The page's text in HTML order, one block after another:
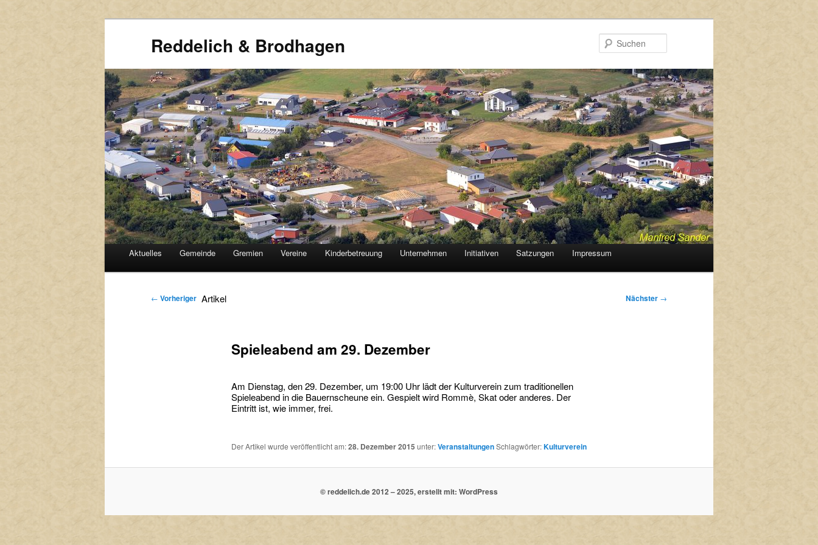
Reddelich & Brodhagen
HAUPTMENÜ
Zum
Zum
Aktuelles Gemeinde Gremien Vereine Kinderbetreuung Unternehmen Initiativen Satzungen Impressum
Artikel
← Vorheriger Nächster →
Spieleabend am 29. Dezember
Am Dienstag, den 29. Dezember, um 19:00 Uhr lädt der Kulturverein zum traditionellen
Spieleabend in die Bauernscheune ein. Gespielt wird Rommè, Skat oder anderes. Der
Eintritt ist, wie immer, frei.
Der Artikel wurde veröffentlicht am:28. Dezember 2015 unter:VeranstaltungenSchlagwörter:Kulturverein
© reddelich.de 2012 – 2025, erstellt mit: WordPress